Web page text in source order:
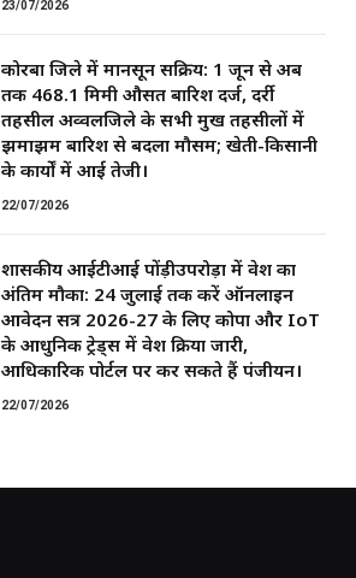
23/07/2026
कोरबा जिले में मानसून सक्रिय: 1 जून से अब
तक 468.1 मिमी औसत बारिश दर्ज, दर्री
तहसील अव्वलजिले के सभी प्रमुख तहसीलों में
झमाझम बारिश से बदला मौसम; खेती-किसानी
के कार्यों में आई तेजी।
22/07/2026
शासकीय आईटीआई पोंड़ीउपरोड़ा में प्रवेश का
अंतिम मौका: 24 जुलाई तक करें ऑनलाइन
आवेदन सत्र 2026-27 के लिए कोपा और IoT
के आधुनिक ट्रेड्स में प्रवेश प्रक्रिया जारी,
आधिकारिक पोर्टल पर कर सकते हैं पंजीयन।
22/07/2026